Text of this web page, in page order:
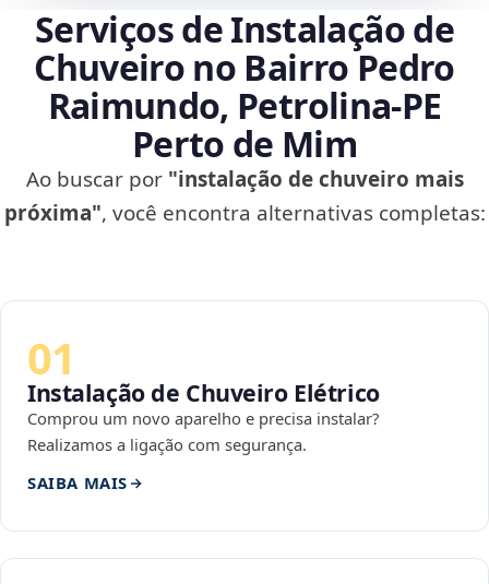
Serviços de Instalação de
Chuveiro no Bairro Pedro
Raimundo, Petrolina‑PE
Perto de Mim
Ao buscar por "instalação de chuveiro mais
próxima", você encontra alternativas completas:
01
Instalação de Chuveiro Elétrico
Comprou um novo aparelho e precisa instalar?
Realizamos a ligação com segurança.
SAIBA MAIS